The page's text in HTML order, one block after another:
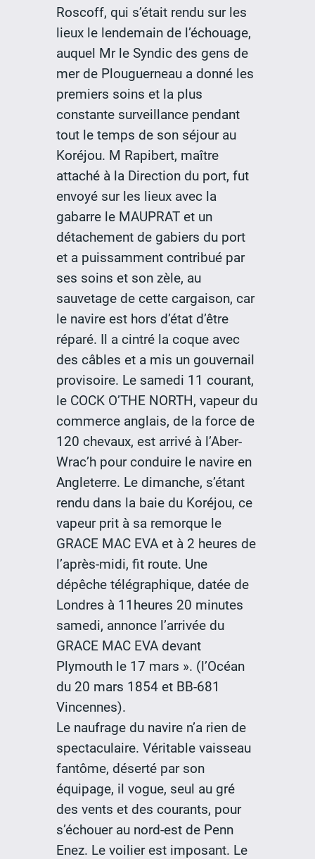
Roscoff, qui s’était rendu sur les
lieux le lendemain de l’échouage,
auquel Mr le Syndic des gens de
mer de Plouguerneau a donné les
premiers soins et la plus
constante surveillance pendant
tout le temps de son séjour au
Koréjou. M Rapibert, maître
attaché à la Direction du port, fut
envoyé sur les lieux avec la
gabarre le MAUPRAT et un
détachement de gabiers du port
et a puissamment contribué par
ses soins et son zèle, au
sauvetage de cette cargaison, car
le navire est hors d’état d’être
réparé. Il a cintré la coque avec
des câbles et a mis un gouvernail
provisoire. Le samedi 11 courant,
le COCK O’THE NORTH, vapeur du
commerce anglais, de la force de
120 chevaux, est arrivé à l’Aber-
Wrac’h pour conduire le navire en
Angleterre. Le dimanche, s’étant
rendu dans la baie du Koréjou, ce
vapeur prit à sa remorque le
GRACE MAC EVA et à 2 heures de
l’après-midi, fit route. Une
dépêche télégraphique, datée de
Londres à 11heures 20 minutes
samedi, annonce l’arrivée du
GRACE MAC EVA devant
Plymouth le 17 mars ». (l’Océan
du 20 mars 1854 et BB-681
Vincennes).
Le naufrage du navire n’a rien de
spectaculaire. Véritable vaisseau
fantôme, déserté par son
équipage, il vogue, seul au gré
des vents et des courants, pour
s’échouer au nord-est de Penn
Enez. Le voilier est imposant. Le